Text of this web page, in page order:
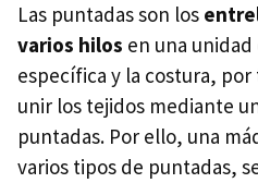
Las puntadas son los
varios hilos en una
específica y la costura,
unir los tejidos mediante
puntadas. Por ello, una
varios tipos de puntadas,